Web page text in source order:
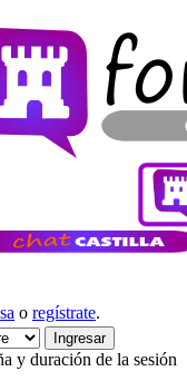
o regístrate.
y duración de la sesión